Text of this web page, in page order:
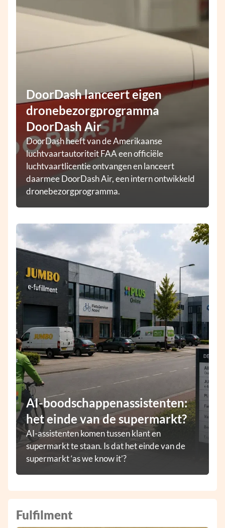
AI-boodschappenassistenten:
het einde van de supermarkt?
AI-assistenten komen tussen klant en
supermarkt te staan. Is dat het einde van de
supermarkt ‘as we know it’?
DoorDash lanceert eigen
dronebezorgprogramma
DoorDash Air
DoorDash heeft van de Amerikaanse
luchtvaartautoriteit FAA een officiële
luchtvaartlicentie ontvangen en lanceert
daarmee DoorDash Air, een intern ontwikkeld
dronebezorgprogramma.
Fulfilment